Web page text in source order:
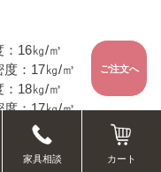
16㎏/㎥
：17㎏/㎥
18㎏/㎥
：17㎏/㎥
家具相談 カート
ご注文へ